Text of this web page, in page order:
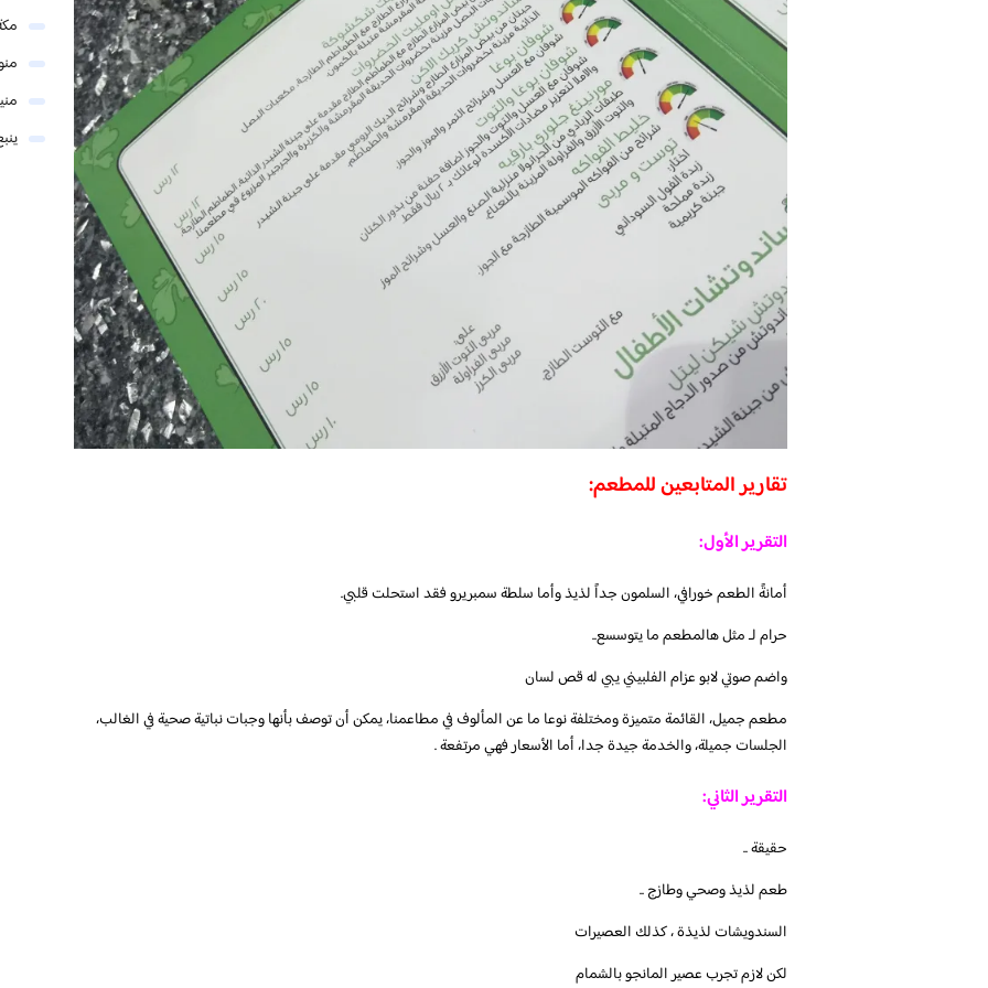
تقارير المتابعين للمطعم:
التقرير الأول:
أمانةً الطعم خورافي، السلمون جداً لذيذ وأما سلطة سمبريرو فقد استحلت قلبي.
حرام لـ مثل هالمطعم ما يتوسسع..
واضم صوتي لابو عزام الفلبيني يبي له قص لسان
مطعم جميل، القائمة متميزة ومختلفة نوعا ما عن المألوف في مطاعمنا، يمكن أن توصف بأنها وجبات نباتية صحية في الغالب،
الجلسات جميلة، والخدمة جيدة جدا، أما الأسعار فهي مرتفعة .
التقرير الثاني:
حقيقة ..
طعم لذيذ وصحي وطازج ..
السندويشات لذيذة ، كذلك العصيرات
لكن لازم تجرب عصير المانجو بالشمام